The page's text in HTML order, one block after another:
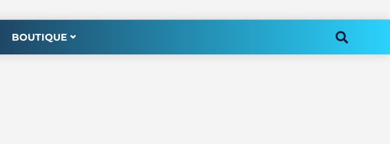
BOUTIQUE